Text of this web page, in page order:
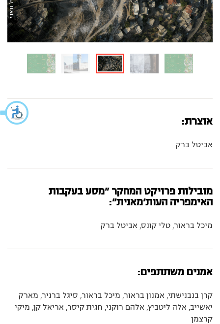
אוצרת:
אביטל ברק
מובילות פרויקט המחקר ״מסע בעקבות
האימפריה העות'מאנית״:
מיכל בראור, טלי קונס, אביטל ברק
אמנים משתתפים:
קרן בנבנישתי, אמנון בראור, מיכל בראור, סיגל ברניר, מארק
יאשייב, אלה ליטביץ, אלהם רוקני, חגית קיסר, אריאל קן, מיקי
קרצמן